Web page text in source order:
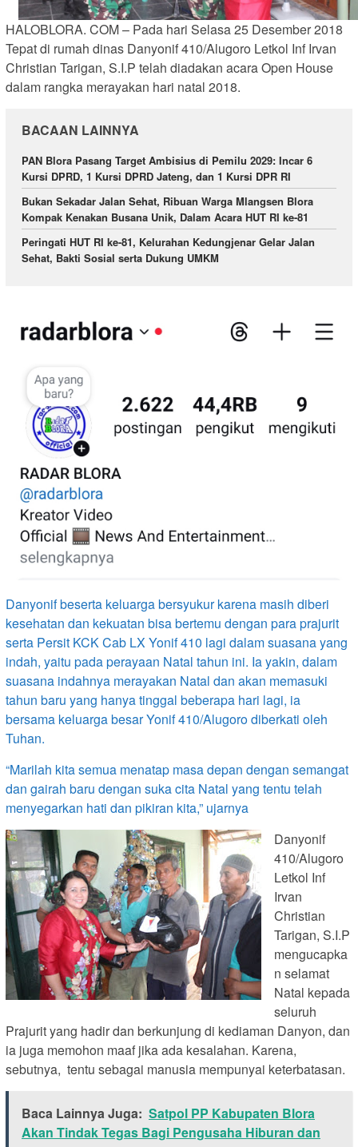
HALOBLORA. COM – Pada hari Selasa 25 Desember 2018
Tepat di rumah dinas Danyonif 410/Alugoro Letkol Inf Irvan
Christian Tarigan, S.I.P telah diadakan acara Open House
dalam rangka merayakan hari natal 2018.
BACAAN LAINNYA
PAN Blora Pasang Target Ambisius di Pemilu 2029: Incar 6
Kursi DPRD, 1 Kursi DPRD Jateng, dan 1 Kursi DPR RI
Bukan Sekadar Jalan Sehat, Ribuan Warga Mlangsen Blora
Kompak Kenakan Busana Unik, Dalam Acara HUT RI ke-81
Peringati HUT RI ke-81, Kelurahan Kedungjenar Gelar Jalan
Sehat, Bakti Sosial serta Dukung UMKM
Danyonif beserta keluarga bersyukur karena masih diberi
kesehatan dan kekuatan bisa bertemu dengan para prajurit
serta Persit KCK Cab LX Yonif 410 lagi dalam suasana yang
indah, yaitu pada perayaan Natal tahun ini. Ia yakin, dalam
suasana indahnya merayakan Natal dan akan memasuki
tahun baru yang hanya tinggal beberapa hari lagi, ia
bersama keluarga besar Yonif 410/Alugoro diberkati oleh
Tuhan.
“Marilah kita semua menatap masa depan dengan semangat
dan gairah baru dengan suka cita Natal yang tentu telah
menyegarkan hati dan pikiran kita,” ujarnya
Danyonif
410/Alugoro
Letkol Inf
Irvan
Christian
Tarigan, S.I.P
mengucapka
n selamat
Natal kepada
seluruh
Prajurit yang hadir dan berkunjung di kediaman Danyon, dan
ia juga memohon maaf jika ada kesalahan. Karena,
sebutnya, tentu sebagai manusia mempunyai keterbatasan.
Baca Lainnya Juga: Satpol PP Kabupaten Blora
Akan Tindak Tegas Bagi Pengusaha Hiburan dan